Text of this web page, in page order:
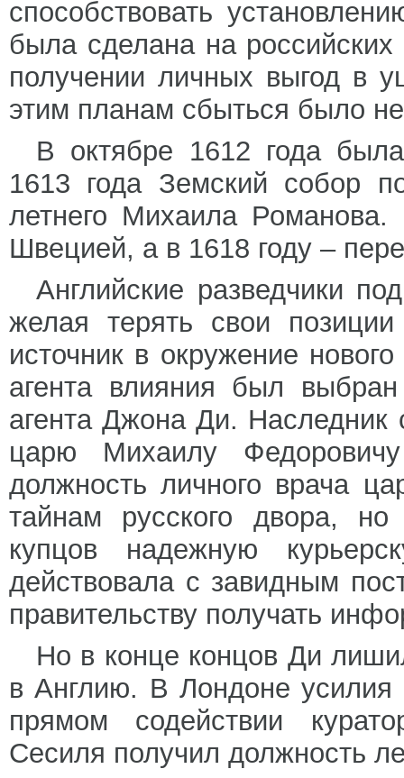
способствовать
была сделана на
получении личных выгод в
этим планам сбыться было
В октябре 1612 года
1613 года Земский собор
летнего Михаила
Швецией, а в 1618 году –
Английские разведчики
желая терять свои
источник в окружение
агента влияния был
агента Джона Ди. Наследник
царю Михаилу
должность личного врача
тайнам русского двора,
купцов надежную
действовала с завидным
правительству получать
Но в конце концов Ди
в Англию. В Лондоне
прямом содействии
Сесиля получил должность